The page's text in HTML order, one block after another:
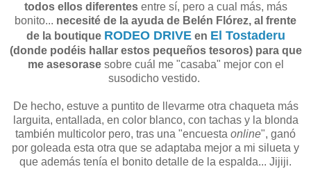
todos ellos diferentes entre sí, pero a cual más, más
bonito... necesité de la ayuda de Belén Flórez, al frente
de la boutique RODEO DRIVEen El Tostaderu
(donde podéis hallar estos pequeños tesoros) para que
me asesorasesobre cuál me "casaba" mejor con el
susodicho vestido.
De hecho, estuve a puntito de llevarme otra chaqueta más
larguita, entallada, en color blanco, con tachas y la blonda
también multicolor pero, tras una "encuesta online", ganó
por goleada esta otra que se adaptaba mejor a mi silueta y
que además tenía el bonito detalle de la espalda... Jijiji.